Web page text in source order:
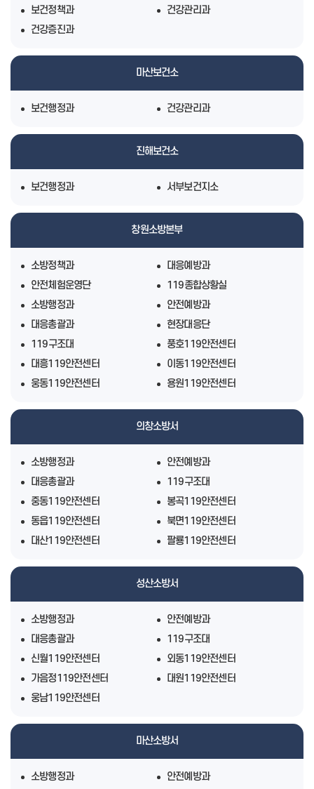
보건정책과
건강관리과
건강증진과
마산보건소
보건행정과 건강관리과
진해보건소
보건행정과 서부보건지소
창원소방본부
소방정책과
대응예방과
안전체험운영단
119종합상황실
소방행정과
안전예방과
대응총괄과
현장대응단
119구조대
풍호119안전센터
대흥119안전센터
이동119안전센터
웅동119안전센터
용원119안전센터
의창소방서
소방행정과
안전예방과
대응총괄과
119구조대
중동119안전센터
봉곡119안전센터
동읍119안전센터
북면119안전센터
대산119안전센터
팔룡119안전센터
성산소방서
소방행정과
안전예방과
대응총괄과
119구조대
신월119안전센터
외동119안전센터
가음정119안전센터
대원119안전센터
웅남119안전센터
마산소방서
소방행정과
안전예방과